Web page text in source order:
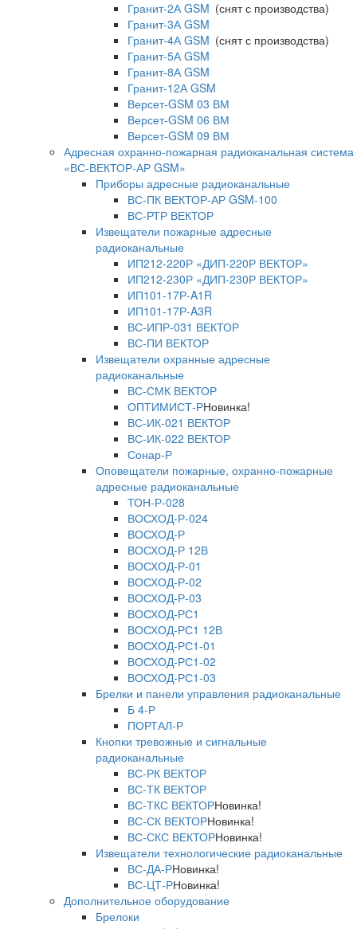
Гранит-2А GSM (снят с производства)
Гранит-3А GSM
Гранит-4А GSM (снят с производства)
Гранит-5А GSM
Гранит-8А GSM
Гранит-12А GSM
Версет-GSM 03 ВМ
Версет-GSM 06 ВМ
Версет-GSM 09 ВМ
Адресная охранно-пожарная радиоканальная система
«ВС-ВЕКТОР-АР GSM»
Приборы адресные радиоканальные
ВС-ПК ВЕКТОР-АР GSM-100
ВС-РТР ВЕКТОР
Извещатели пожарные адресные
радиоканальные
ИП212-220Р «ДИП-220Р ВЕКТОР»
ИП212-230Р «ДИП-230Р ВЕКТОР»
ИП101-17Р-A1R
ИП101-17Р-A3R
ВС-ИПР-031 ВЕКТОР
ВС-ПИ ВЕКТОР
Извещатели охранные адресные
радиоканальные
ВС-СМК ВЕКТОР
ОПТИМИСТ-РНовинка!
ВС-ИК-021 ВЕКТОР
ВС-ИК-022 ВЕКТОР
Сонар-Р
Оповещатели пожарные, охранно-пожарные
адресные радиоканальные
ТОН-Р-028
ВОСХОД-Р-024
ВОСХОД-Р
ВОСХОД-Р 12В
ВОСХОД-Р-01
ВОСХОД-Р-02
ВОСХОД-Р-03
ВОСХОД-РС1
ВОСХОД-РС1 12В
ВОСХОД-РС1-01
ВОСХОД-РС1-02
ВОСХОД-РС1-03
Брелки и панели управления радиоканальные
Б 4-Р
ПОРТАЛ-Р
Кнопки тревожные и сигнальные
радиоканальные
ВС-РК ВЕКТОР
ВС-ТК ВЕКТОР
ВС-ТКС ВЕКТОРНовинка!
ВС-СК ВЕКТОРНовинка!
ВС-СКС ВЕКТОРНовинка!
Извещатели технологические радиоканальные
ВС-ДА-РНовинка!
ВС-ЦТ-РНовинка!
Дополнительное оборудование
Брелоки